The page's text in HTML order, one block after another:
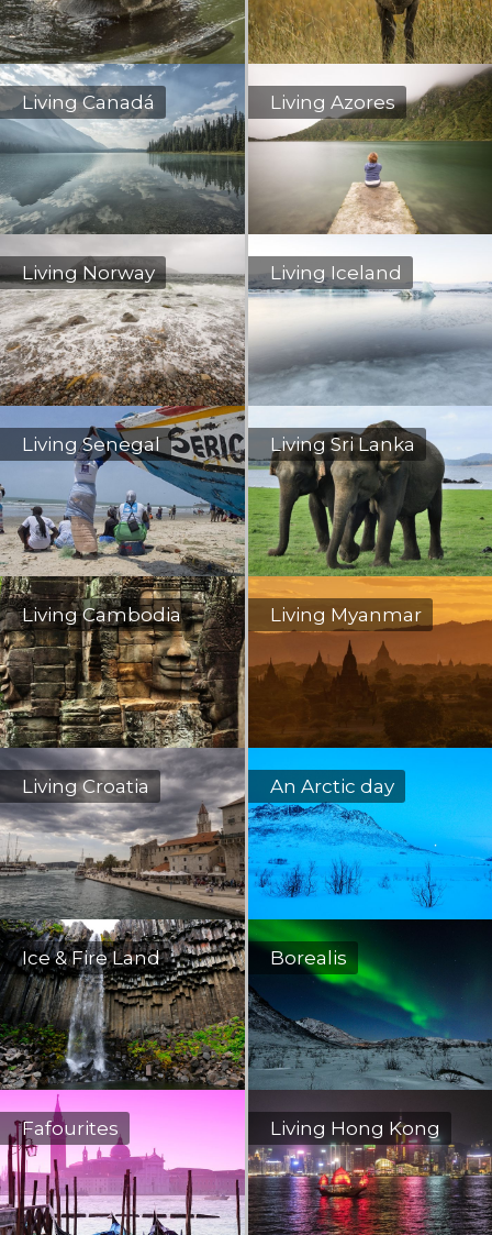
Living Canadá Living Azores
Living Norway Living Iceland
Living Senegal Living Sri Lanka
Living Cambodia Living Myanmar
Living Croatia An Arctic day
Ice & Fire Land Borealis
Fafourites Living Hong Kong